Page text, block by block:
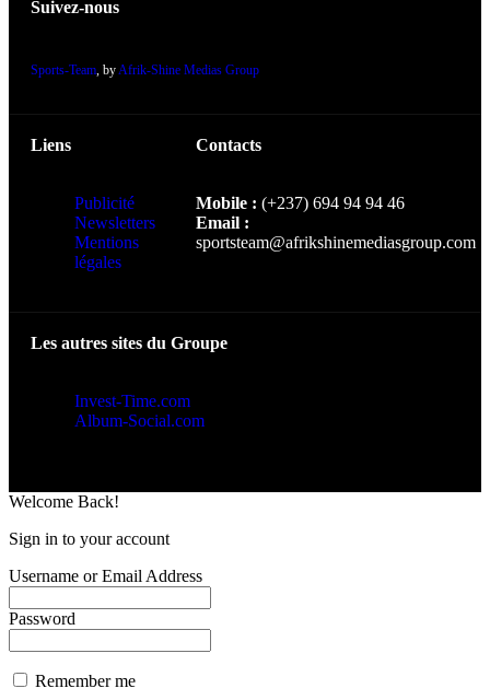
Suivez-nous
Sports-Team, byAfrik-Shine Medias Group
Liens
Publicité
Newsletters
Mentions
légales
Contacts
Mobile :(+237) 694 94 94 46
Email :
sportsteam@afrikshinemediasgroup.com
Les autres sites du Groupe
Invest-Time.com
Album-Social.com
Welcome Back!
Sign in to your account
Username or Email Address
Password
Remember me